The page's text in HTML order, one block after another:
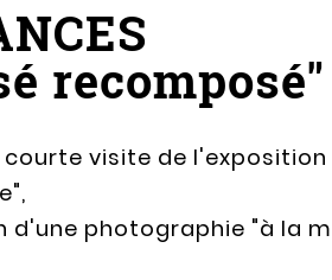
courte visite de
d'une photographie "à la